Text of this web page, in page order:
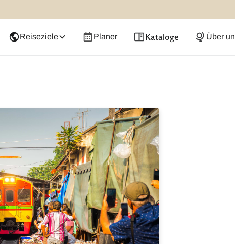
Reiseziele Planer Kataloge Über